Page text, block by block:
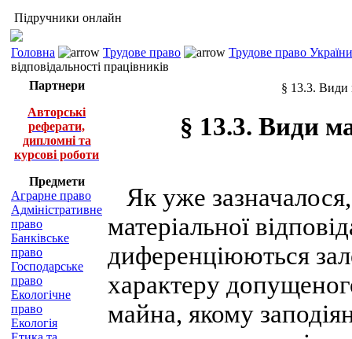
Підручники онлайн
Головна Трудове право
Трудове право
відповідальності працівників
Партнери
Авторські
реферати,
дипломні та
курсові роботи
Предмети
Аграрне право
Адміністративне
право
Банківське
право
Господарське
право
Екологічне
право
Екологія
§ 13.3. Види
§ 13.3. Види
Як уже
матеріальної
диференціюються
характеру
майна, якому